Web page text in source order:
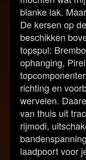
blanke lak.
De kersen op
beschikken
topspul:
ophanging,
richting en
wervelen.
van thuis uit
rijmodi,
laadpoort voor